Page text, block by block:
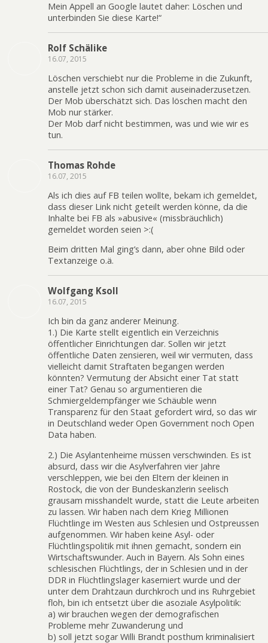
Mein Appell an Google lautet daher: Löschen und
unterbinden Sie diese Karte!“
Rolf Schälike
16.07, 2015
Löschen verschiebt nur die Probleme in die Zukunft,
anstelle jetzt schon sich damit auseinaderzusetzen.
Der Mob überschätzt sich. Das löschen macht den
Mob nur stärker.
Der Mob darf nicht bestimmen, was und wie wir es
tun.
Thomas Rohde
16.07, 2015
Als ich dies auf FB teilen wollte, bekam ich gemeldet,
dass dieser Link nicht geteilt werden könne, da die
Inhalte bei FB als »abusive« (missbräuchlich)
gemeldet worden seien >:(
Beim dritten Mal ging’s dann, aber ohne Bild oder
Textanzeige o.ä.
Wolfgang Ksoll
16.07, 2015
Ich bin da ganz anderer Meinung.
1.) Die Karte stellt eigentlich ein Verzeichnis
öffentlicher Einrichtungen dar. Sollen wir jetzt
öffentliche Daten zensieren, weil wir vermuten, dass
vielleicht damit Straftaten begangen werden
könnten? Vermutung der Absicht einer Tat statt
einer Tat? Genau so argumentieren die
Schmiergeldempfänger wie Schäuble wenn
Transparenz für den Staat gefordert wird, so das wir
in Deutschland weder Open Government noch Open
Data haben.
2.) Die Asylantenheime müssen verschwinden. Es ist
absurd, dass wir die Asylverfahren vier Jahre
verschleppen, wie bei den Eltern der kleinen in
Rostock, die von der Bundeskanzlerin seelisch
grausam misshandelt wurde, statt die Leute arbeiten
zu lassen. Wir haben nach dem Krieg Millionen
Flüchtlinge im Westen aus Schlesien und Ostpreussen
aufgenommen. Wir haben keine Asyl- oder
Flüchtlingspolitik mit ihnen gemacht, sondern ein
Wirtschaftswunder. Auch in Bayern. Als Sohn eines
schlesischen Flüchtlings, der in Schlesien und in der
DDR in Flüchtlingslager kaserniert wurde und der
unter dem Drahtzaun durchkroch und ins Ruhrgebiet
floh, bin ich entsetzt über die asoziale Asylpolitik:
a) wir brauchen wegen der demografischen
Probleme mehr Zuwanderung und
b) soll jetzt sogar Willi Brandt posthum kriminalisiert